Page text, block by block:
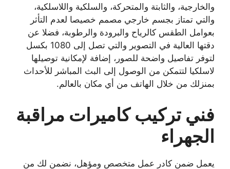
والخارجية، والثابتة والمتحركة، والسلكية واللاسلكية،
والتي تمتاز بجسم خارجي مصمم خصيصا لعدم التأثر
بعوامل الطقس كالرياح والبرودة والرطوبة، فضلا عن
دقتها العالية في التصوير والتي تصل إلى 1080 بكسل
لتوفر تفاصيل واضحة للصور، إضافة لإمكانية توصيلها
لاسلكيا لتتمكن من الوصول إلى البث المباشر للأحداث
بمنزلك من خلال الهاتف من أي مكان بالعالم.
فني تركيب كاميرات مراقبة
الجهراء
يعمل ضمن كادر عمل متخصص ومؤهل، نضمن لك من